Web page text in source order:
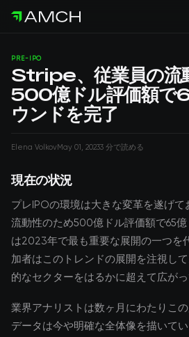
PRE-IPO
Stripe、従業員の流
500億ドル評価額で
ウンドを完了
Elena VolkovMay 01, 20233 分で読める
現在の状況
プレIPOの環境は大きな変革を遂げ
流動性のため500億ドル評価額で65
は2023年で最も重要な展開の一つを
加者はこのトレンドの展開を注視し
的なセクターをはるかに超えて広がっ
業界アナリストは数ヶ月にわたりこの
データは今や明確な全体像を描いて